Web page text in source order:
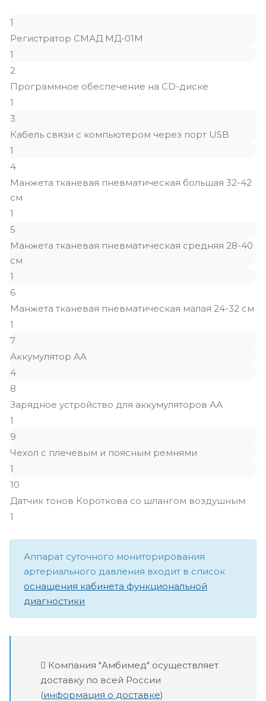
1
Регистратор СМАД МД-01М
1
2
Программное обеспечение на CD-диске
1
3
Кабель связи с компьютером через порт USB
1
4
Манжета тканевая пневматическая большая 32-42
см
1
5
Манжета тканевая пневматическая средняя 28-40
см
1
6
Манжета тканевая пневматическая малая 24-32 см
1
7
Аккумулятор AA
4
8
Зарядное устройство для аккумуляторов АА
1
9
Чехол с плечевым и поясным ремнями
1
10
Датчик тонов Короткова со шлангом воздушным
1
Аппарат суточного мониторирования
артериального давления входит в список
оснащения кабинета функциональной
диагностики
Компания "Амбимед" осуществляет
доставку по всей России
(информация о доставке)